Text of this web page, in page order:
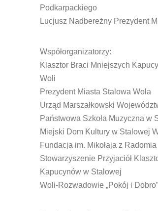
Podkarpackiego
Lucjusz Nadbereżny Prezydent
Współorganizatorzy:
Klasztor Braci Mniejszych
Woli
Prezydent Miasta Stalowa Wola
Urząd Marszałkowski
Państwowa Szkoła Muzyczna w
Miejski Dom Kultury w Stalowej
Fundacja im. Mikołaja z Radomia
Stowarzyszenie Przyjaciół
Kapucynów w Stalowej
Woli-Rozwadowie „Pokój i Dobro”